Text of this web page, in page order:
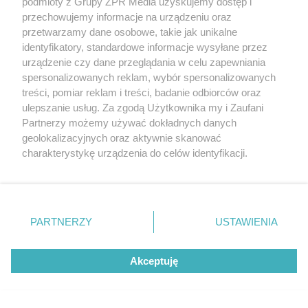
RZADKIE IMIONA
je zaledwie 3 kobiety
przechowujemy informacje na urządzeniu oraz
przetwarzamy dane osobowe, takie jak unikalne
identyfikatory, standardowe informacje wysyłane przez
urządzenie czy dane przeglądania w celu zapewniania
spersonalizowanych reklam, wybór spersonalizowanych
treści, pomiar reklam i treści, badanie odbiorców oraz
ulepszanie usług. Za zgodą Użytkownika my i Zaufani
Partnerzy możemy używać dokładnych danych
geolokalizacyjnych oraz aktywnie skanować
charakterystykę urządzenia do celów identyfikacji.
zmienić/wycofać klikając przycisk ustawień prywatności
znajdujący się w lewym dolnym rogu strony
rodzaje przetwarzania danych nie wymagają zgody
użytkownika, ale masz prawo sprzeciwić się takiemu
przetwarzaniu. Preferencje będą miały zastosowanie tylko
PARTNERZY USTAWIENIA
Akceptuję